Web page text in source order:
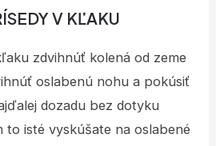
V KĽAKU
zdvihnúť kolená od zeme
oslabenú nohu a pokúsiť
dozadu bez dotyku
to isté vyskúšate na oslabené